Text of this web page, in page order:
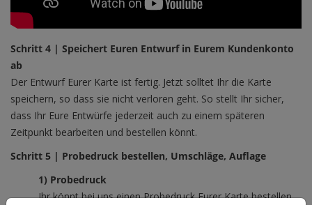
Schritt 4 | Speichert Euren Entwurf in Eurem Kundenkonto
ab
Der Entwurf Eurer Karte ist fertig. Jetzt solltet Ihr die Karte
speichern, so dass sie nicht verloren geht. So stellt Ihr sicher,
dass Ihr Eure Entwürfe jederzeit auch zu einem späteren
Zeitpunkt bearbeiten und bestellen könnt.
Schritt 5 | Probedruck bestellen, Umschläge, Auflage
1) Probedruck
Ihr könnt bei uns einen Probedruck Eurer Karte bestellen.